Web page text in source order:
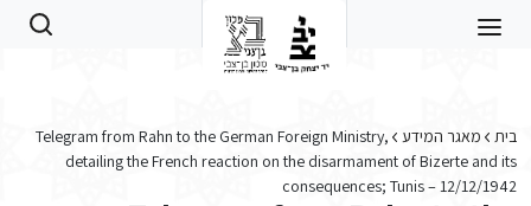
בית מאגר המידע
Telegram from Rahn to the German Foreign Ministry,
detailing the French reaction on the disarmament of Bizerte and its
consequences; Tunis – 12/12/1942